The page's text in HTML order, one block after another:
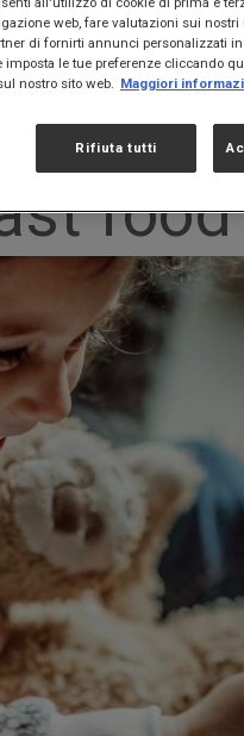
web, fare valutazioni sui nostri
di fornirti annunci personalizzati
le tue preferenze cliccando
nostro sito web. Maggiori
Rifiuta tutti